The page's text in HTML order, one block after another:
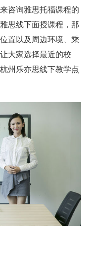
咨询雅思托福课程的
思线下面授课程，那
置以及周边环境、乘
大家选择最近的校
州乐亦思线下教学点